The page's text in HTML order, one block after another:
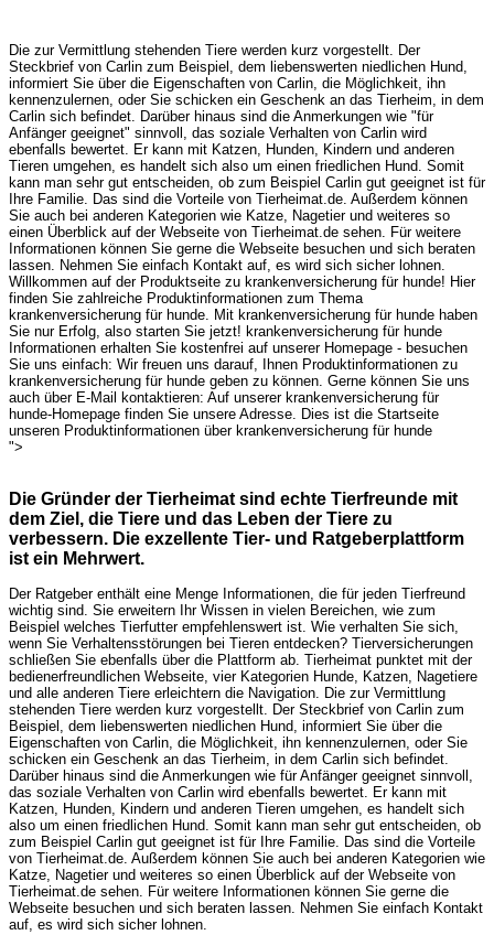
Die zur Vermittlung stehenden Tiere werden kurz vorgestellt. Der
Steckbrief von Carlin zum Beispiel, dem liebenswerten niedlichen Hund,
informiert Sie über die Eigenschaften von Carlin, die Möglichkeit, ihn
kennenzulernen, oder Sie schicken ein Geschenk an das Tierheim, in dem
Carlin sich befindet. Darüber hinaus sind die Anmerkungen wie "für
Anfänger geeignet" sinnvoll, das soziale Verhalten von Carlin wird
ebenfalls bewertet. Er kann mit Katzen, Hunden, Kindern und anderen
Tieren umgehen, es handelt sich also um einen friedlichen Hund. Somit
kann man sehr gut entscheiden, ob zum Beispiel Carlin gut geeignet ist für
Ihre Familie. Das sind die Vorteile von Tierheimat.de. Außerdem können
Sie auch bei anderen Kategorien wie Katze, Nagetier und weiteres so
einen Überblick auf der Webseite von Tierheimat.de sehen. Für weitere
Informationen können Sie gerne die Webseite besuchen und sich beraten
lassen. Nehmen Sie einfach Kontakt auf, es wird sich sicher lohnen.
Willkommen auf der Produktseite zu krankenversicherung für hunde! Hier
finden Sie zahlreiche Produktinformationen zum Thema
krankenversicherung für hunde. Mit krankenversicherung für hunde haben
Sie nur Erfolg, also starten Sie jetzt! krankenversicherung für hunde
Informationen erhalten Sie kostenfrei auf unserer Homepage - besuchen
Sie uns einfach: Wir freuen uns darauf, Ihnen Produktinformationen zu
krankenversicherung für hunde geben zu können. Gerne können Sie uns
auch über E-Mail kontaktieren: Auf unserer krankenversicherung für
hunde-Homepage finden Sie unsere Adresse. Dies ist die Startseite
unseren Produktinformationen über krankenversicherung für hunde
">
Die Gründer der Tierheimat sind echte Tierfreunde mit
dem Ziel, die Tiere und das Leben der Tiere zu
verbessern. Die exzellente Tier- und Ratgeberplattform
ist ein Mehrwert.
Der Ratgeber enthält eine Menge Informationen, die für jeden Tierfreund
wichtig sind. Sie erweitern Ihr Wissen in vielen Bereichen, wie zum
Beispiel welches Tierfutter empfehlenswert ist. Wie verhalten Sie sich,
wenn Sie Verhaltensstörungen bei Tieren entdecken? Tierversicherungen
schließen Sie ebenfalls über die Plattform ab. Tierheimat punktet mit der
bedienerfreundlichen Webseite, vier Kategorien Hunde, Katzen, Nagetiere
und alle anderen Tiere erleichtern die Navigation. Die zur Vermittlung
stehenden Tiere werden kurz vorgestellt. Der Steckbrief von Carlin zum
Beispiel, dem liebenswerten niedlichen Hund, informiert Sie über die
Eigenschaften von Carlin, die Möglichkeit, ihn kennenzulernen, oder Sie
schicken ein Geschenk an das Tierheim, in dem Carlin sich befindet.
Darüber hinaus sind die Anmerkungen wie für Anfänger geeignet sinnvoll,
das soziale Verhalten von Carlin wird ebenfalls bewertet. Er kann mit
Katzen, Hunden, Kindern und anderen Tieren umgehen, es handelt sich
also um einen friedlichen Hund. Somit kann man sehr gut entscheiden, ob
zum Beispiel Carlin gut geeignet ist für Ihre Familie. Das sind die Vorteile
von Tierheimat.de. Außerdem können Sie auch bei anderen Kategorien wie
Katze, Nagetier und weiteres so einen Überblick auf der Webseite von
Tierheimat.de sehen. Für weitere Informationen können Sie gerne die
Webseite besuchen und sich beraten lassen. Nehmen Sie einfach Kontakt
auf, es wird sich sicher lohnen.